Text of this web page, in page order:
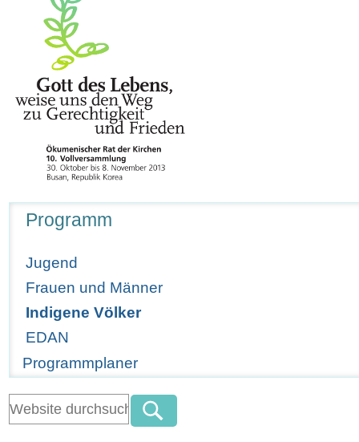
Programm
Jugend
Frauen und Männer
Indigene Völker
EDAN
Programmplaner